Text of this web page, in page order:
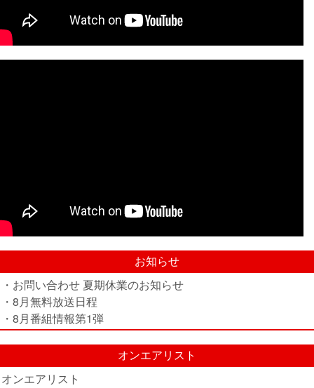
お知らせ
・お問い合わせ 夏期休業のお知らせ
・8月無料放送日程
・8月番組情報第1弾
オンエアリスト
オンエアリスト